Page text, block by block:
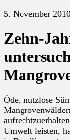
5. November
Zehn-
Öde, nutzlose
Umwelt leisten,